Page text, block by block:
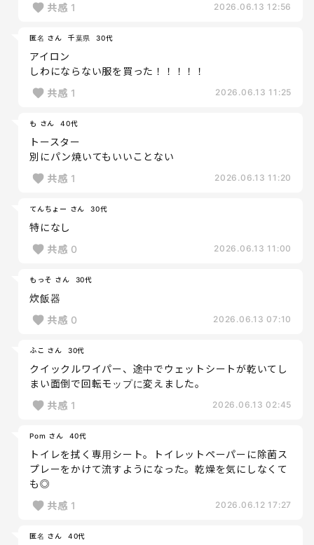
共感 1 2026.06.13 12:56
匿名 さん 千葉県 30代
アイロン
しわにならない服を買った！！！！！
共感 1 2026.06.13 11:25
も さん 40代
トースター
別にパン焼いてもいいことない
共感 1 2026.06.13 11:20
てんちょー さん 30代
特になし
共感 0 2026.06.13 11:00
もっそ さん 30代
炊飯器
共感 0 2026.06.13 07:10
ふこ さん 30代
クイックルワイパー、途中でウェットシートが乾いてし
まい面倒で回転モップに変えました。
共感 1 2026.06.13 02:45
Pom さん 40代
トイレを拭く専用シート。トイレットペーパーに除菌ス
プレーをかけて流すようになった。乾燥を気にしなくて
も◎
共感 1 2026.06.12 17:27
匿名 さん 40代